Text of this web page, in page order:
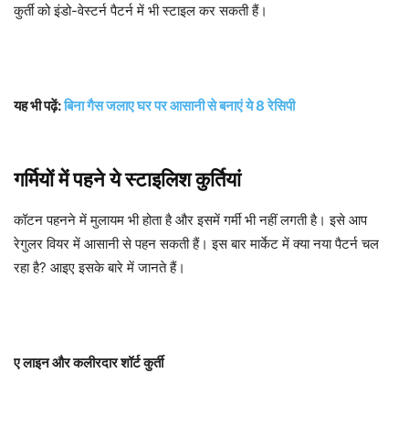
कुर्ती को इंडो-वेस्टर्न पैटर्न में भी स्टाइल कर सकती हैं।
यह भी पढ़ें:बिना गैस जलाए घर पर आसानी से बनाएं ये 8 रेसिपी
गर्मियों में पहने ये स्टाइलिश कुर्तियां
कॉटन पहनने में मुलायम भी होता है और इसमें गर्मी भी नहीं लगती है। इसे आप
रेगुलर वियर में आसानी से पहन सकती हैं। इस बार मार्केट में क्या नया पैटर्न चल
रहा है? आइए इसके बारे में जानते हैं।
ए लाइन और कलीरदार शॉर्ट कुर्ती